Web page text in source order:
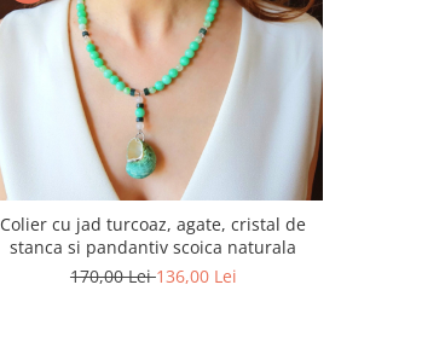
Colier cu jad turcoaz, agate, cristal de
stanca si pandantiv scoica naturala
170,00 Lei136,00 Lei